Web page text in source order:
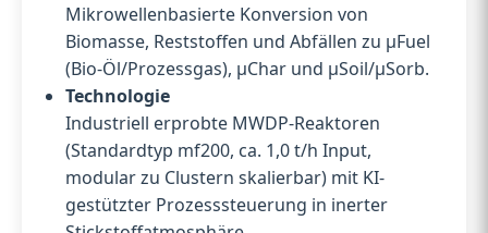
Mikrowellenbasierte Konversion von
Biomasse, Reststoffen und Abfällen zu µFuel
(Bio-Öl/Prozessgas), µChar und µSoil/µSorb.
Technologie
Industriell erprobte MWDP-Reaktoren
(Standardtyp mf200, ca. 1,0 t/h Input,
modular zu Clustern skalierbar) mit KI-
gestützter Prozesssteuerung in inerter